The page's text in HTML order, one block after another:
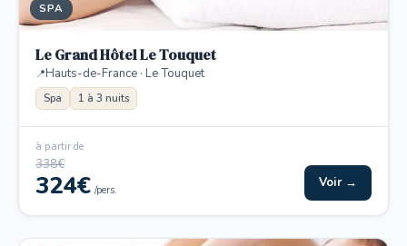
SPA
Le Grand Hôtel Le Touquet
Hauts-de-France · Le Touquet
Spa 1 à 3 nuits
à partir de
338€
324€ /pers. Voir →